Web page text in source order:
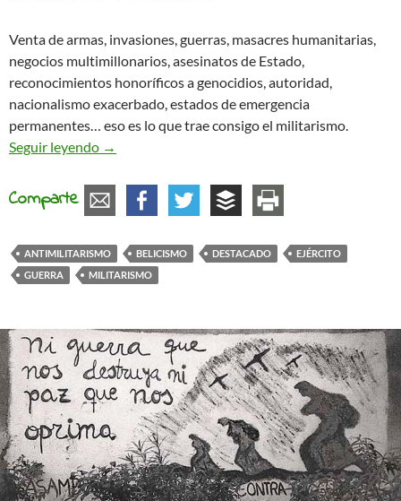
Venta de armas, invasiones, guerras, masacres humanitarias,
negocios multimillonarios, asesinatos de Estado,
reconocimientos honoríficos a genocidios, autoridad,
nacionalismo exacerbado, estados de emergencia
permanentes… eso es lo que trae consigo el militarismo.
Seguir leyendo El militarismo que viene
→
Comparte
ANTIMILITARISMO BELICISMO DESTACADO
EJÉRCITO
GUERRA
MILITARISMO